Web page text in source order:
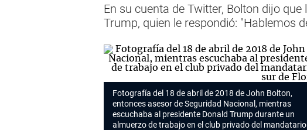
En su cuenta de Twitter, Bolton dijo
Trump, quien le respondió: "Hablemos
Fotografía del 18 de abril de 2018 de John Bolton,
entonces asesor de Seguridad Nacional, mientras
escuchaba al presidente Donald Trump durante un
almuerzo de trabajo en el club privado del mandatario